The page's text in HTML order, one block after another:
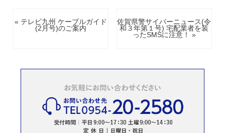
« テレビ九州 ケーブルガイド
(2月号)のご案内
佐賀県警サイバーニュース(令
和３年第１号) 宅配業者を装
ったSMSに注意！ »